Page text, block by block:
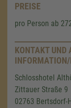
PREISE
pro Person ab
KONTAKT UND
INFORMATION/
Schlosshotel
Zittauer Straße 9
02763 Bertsdorf-